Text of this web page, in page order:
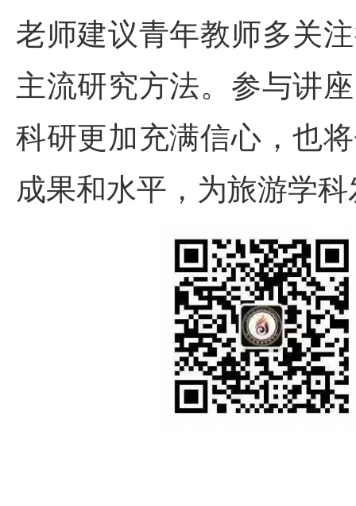
老师建议青年教师多关
主流研究方法。参与讲
科研更加充满信心，也
成果和水平，为旅游学